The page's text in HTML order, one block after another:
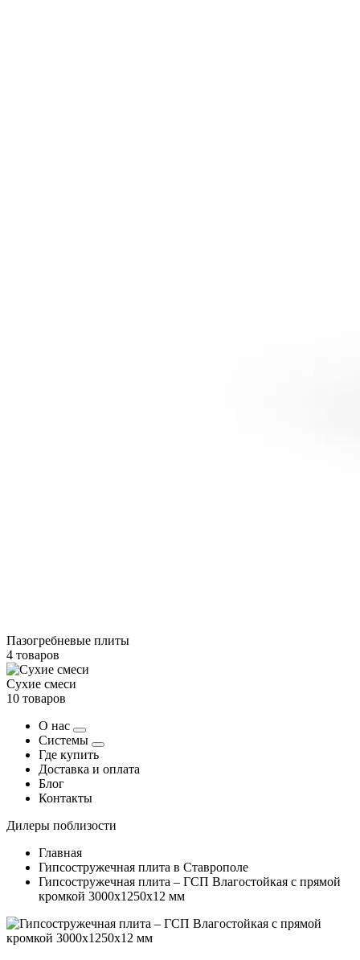
Пазогребневые плиты
4 товаров
Сухие смеси
10 товаров
О нас
Системы
Где купить
Доставка и оплата
Блог
Контакты
Дилеры поблизости
Главная
Гипсостружечная плита в Ставрополе
Гипсостружечная плита – ГСП Влагостойкая с прямой
кромкой 3000х1250х12 мм